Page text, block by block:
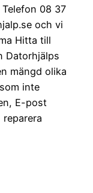
08 37
och vi
Hitta till
Datorhjälps
mängd olika
inte
E-post